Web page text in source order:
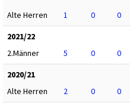
Alte Herren
1 0 0
2021/22
2.Männer
5 0 0
2020/21
Alte Herren
2 0 0